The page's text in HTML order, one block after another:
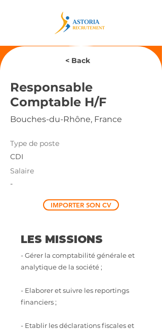
< Back
Responsable
Comptable H/F
Bouches-du-Rhône, France
Type de poste
CDI
Salaire
-
IMPORTER SON CV
LES MISSIONS
- Gérer la comptabilité générale et
analytique de la société ;
- Elaborer et suivre les reportings
financiers ;
- Etablir les déclarations fiscales et